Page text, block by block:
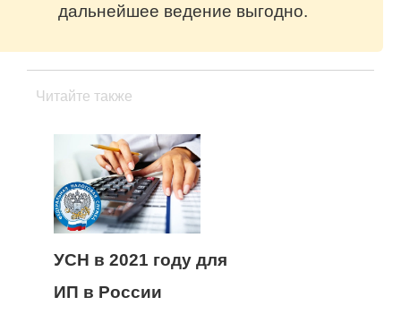
дальнейшее ведение выгодно.
Читайте также
УСН в 2021 году для
ИП в России